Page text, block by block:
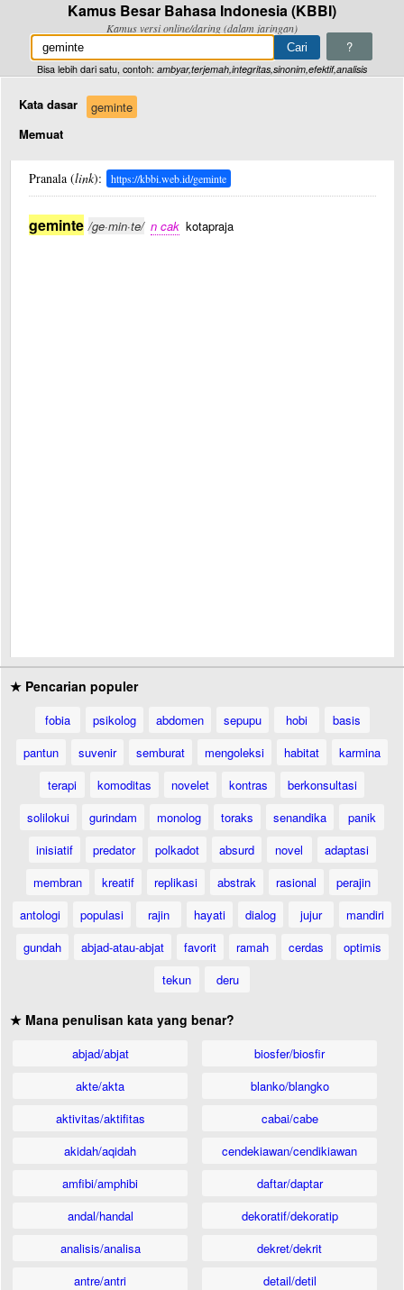
Kamus Besar Bahasa Indonesia (KBBI)
Kamus versi online/daring (dalam jaringan)
?
Bisa lebih dari satu, contoh: ambyar,terjemah,integritas,sinonim,efektif,analisis
Kata dasar
geminte
Memuat
Pranala (link): https://kbbi.web.id/geminte
geminte /ge·min·te/ n cak kotapraja
★ Pencarian populer
fobia psikolog abdomen sepupu hobi
basis
pantun
suvenir semburat mengoleksi habitat
karmina
terapi
komoditas novelet kontras
berkonsultasi
solilokui
gurindam monolog toraks senandika
panik
inisiatif
predator polkadot absurd novel
adaptasi
membran
kreatif replikasi abstrak rasional
perajin
antologi
populasi rajin hayati dialog jujur
mandiri
gundah
abjad-atau-abjat favorit ramah cerdas
optimis
tekun
deru
★ Mana penulisan kata yang benar?
abjad/abjat
akte/akta
aktivitas/aktifitas
akidah/aqidah
amfibi/amphibi
andal/handal
analisis/analisa
antre/antri
biosfer/biosfir
blanko/blangko
cabai/cabe
cendekiawan/cendikiawan
daftar/daptar
dekoratif/dekoratip
dekret/dekrit
detail/detil